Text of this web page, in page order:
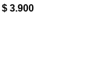
$ 3.900